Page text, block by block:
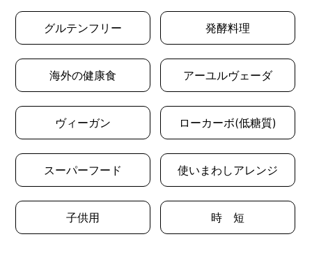
グルテンフリー 発酵料理
海外の健康食 アーユルヴェーダ
ヴィーガン ローカーボ(低糖質)
スーパーフード 使いまわしアレンジ
子供用 時 短